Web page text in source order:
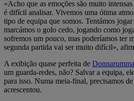
«Acho que as emoções são muito
é difícil analisar. Vivemos uma ótima
tipo de equipa que somos. Tentámos
marcámos o golo cedo, jogando como
sofremos um pouco, mas poderíamos ter
segunda partida vai ser muito difícil»,
A exibição quase perfeita de Donnarumma
um guarda-redes, não? Salvar a equipa,
para isso. Numa meia-final, precisamos
acrescentou.